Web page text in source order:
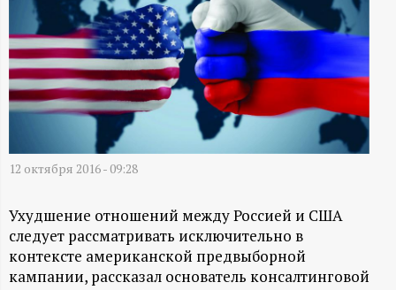
М
А
Й
А
Н
12 октября 2016 - 09:28
Ухудшение отношений между Россией и США
следует рассматривать исключительно в
контексте американской предвыборной
кампании, рассказал основатель консалтинговой